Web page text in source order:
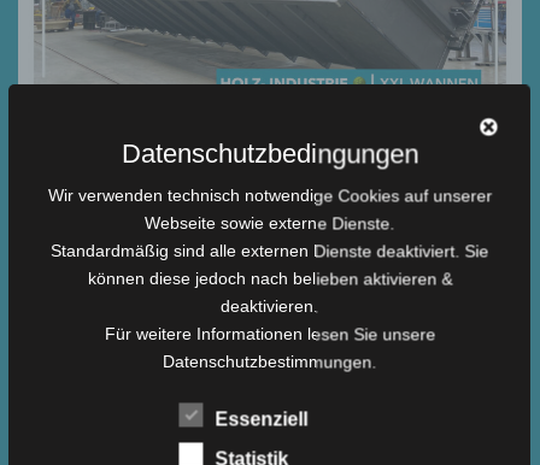
Holzverarbeitungs- Industrie 🌳 | XXL WANNEN
Tauch- und Imprägnierungswannen sind in der
Holzverarbeitungsindustrie unverzichtbar. Sie dienen dazu,
Holz zu behandeln und zu schützen. Durch das Eintauchen in
spezielle Flüssigkeiten werden Produkte vor Feuchtigkeit,
Schädlingen und Witterungseinflüssen geschützt und ihre
Haltbarkeit verbessert. Ein führender Hersteller und Vertreiber
von Tauchbecken für die Holzimprägnierung hat uns mit einer
besonderen Aufgabe betraut: Die Herstellung von…
Datenschutzbedingungen
Wir verwenden technisch notwendige Cookies auf unserer
Webseite sowie externe Dienste.
Standardmäßig sind alle externen Dienste deaktiviert. Sie
können diese jedoch nach belieben aktivieren &
deaktivieren.
Für weitere Informationen lesen Sie unsere
Datenschutzbestimmungen.
Essenziell
Statistik